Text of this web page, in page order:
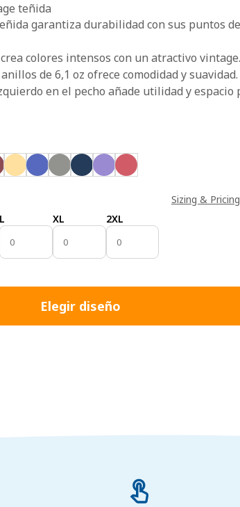
teñida
garantiza durabilidad con sus puntos de
colores intensos con un atractivo vintage.
de 6,1 oz ofrece comodidad y suavidad.
en el pecho añade utilidad y espacio
Sizing &
L XL 2XL
Elegir diseño